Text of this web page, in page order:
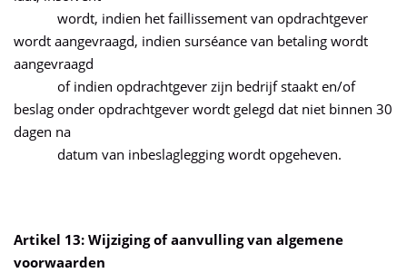
wordt, indien het faillissement van opdrachtgever
wordt aangevraagd, indien surséance van betaling wordt
aangevraagd
of indien opdrachtgever zijn bedrijf staakt en/of
beslag onder opdrachtgever wordt gelegd dat niet binnen 30
dagen na
datum van inbeslaglegging wordt opgeheven.
Artikel 13: Wijziging of aanvulling van algemene
voorwaarden